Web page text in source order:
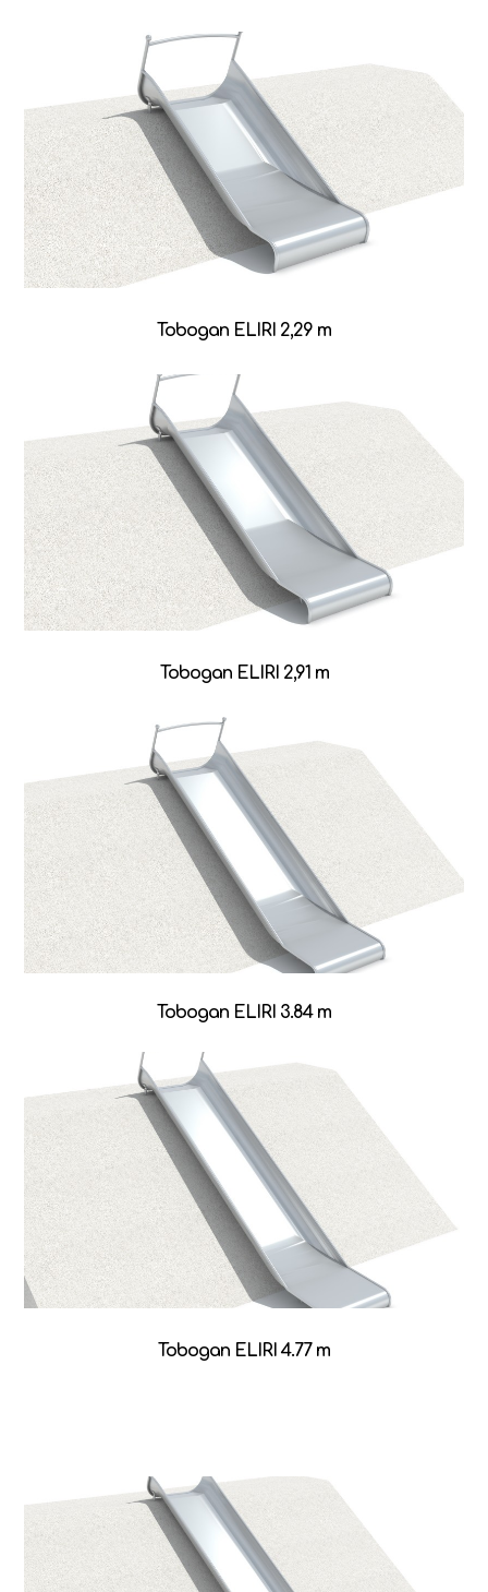
Tobogan ELIRI 2,29 m
Tobogan ELIRI 2,91 m
Tobogan ELIRI 3.84 m
Tobogan ELIRI 4.77 m